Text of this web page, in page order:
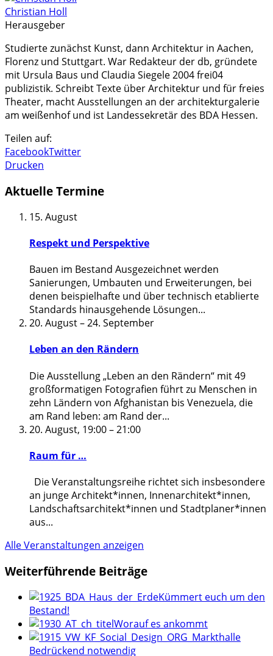
Christian Holl
Herausgeber
Studierte zunächst Kunst, dann Architektur in Aachen,
Florenz und Stuttgart. War Redakteur der db, gründete
mit Ursula Baus und Claudia Siegele 2004 frei04
publizistik. Schreibt Texte über Architektur und für freies
Theater, macht Ausstellungen an der architekturgalerie
am weißenhof und ist Landessekretär des BDA Hessen.
Teilen auf:
FacebookTwitter
Drucken
Aktuelle Termine
15. August
Respekt und Perspektive
Bauen im Bestand Ausgezeichnet werden
Sanierungen, Umbauten und Erweiterungen, bei
denen beispielhafte und über technisch etablierte
Standards hinausgehende Lösungen...
20. August–24. September
Leben an den Rändern
Die Ausstellung „Leben an den Rändern“ mit 49
großformatigen Fotografien führt zu Menschen in
zehn Ländern von Afghanistan bis Venezuela, die
am Rand leben: am Rand der...
20. August, 19:00–21:00
Raum für …
Die Veranstaltungsreihe richtet sich insbesondere
an junge Architekt*innen, Innenarchitekt*innen,
Landschaftsarchitekt*innen und Stadtplaner*innen
aus...
Alle Veranstaltungen anzeigen
Weiterführende Beiträge
Kümmert euch um den
Bestand!
Worauf es ankommt
Bedrückend notwendig